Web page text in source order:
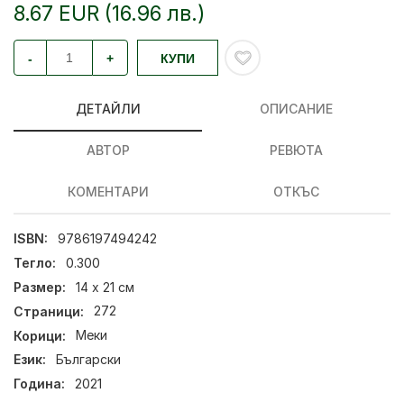
8.67 EUR (16.96 лв.)
- + КУПИ
ДЕТАЙЛИ ОПИСАНИЕ
АВТОР РЕВЮТА
КОМЕНТАРИ ОТКЪС
ISBN:
9786197494242
Тегло:
0.300
Размер:
14 х 21 см
Страници:
272
Корици:
Меки
Език:
Български
Година:
2021